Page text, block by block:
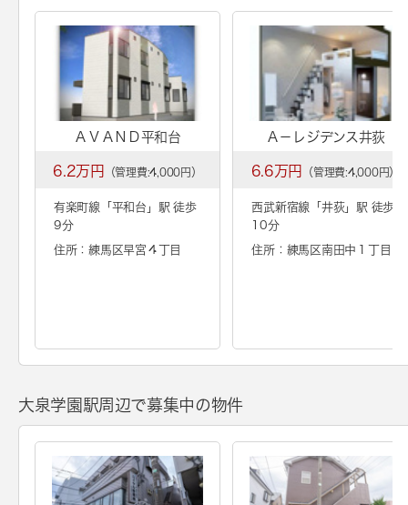
ＡＶＡＮＤ平和台
6.2万円 （管理費:4,000円）
有楽町線「 平和台 」駅 徒歩
9分
住所：練馬区早宮４丁目
Ａ－レジデンス井荻
6.6万円 （管理費:4,000円）
西武新宿線「 井荻」駅 徒歩
10分
住所：練馬区南田中１丁目
大泉学園駅周辺で募集中の物件